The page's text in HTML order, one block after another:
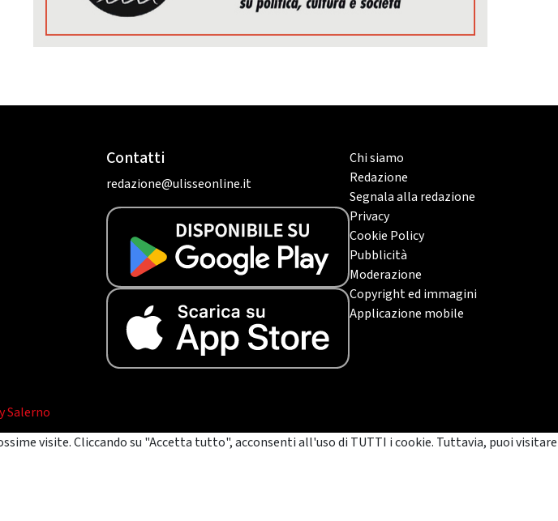
Contatti
redazione@ulisseonline.it
Chi siamo
Redazione
Segnala alla redazione
Privacy
Cookie Policy
Pubblicità
Moderazione
Copyright ed immagini
Applicazione mobile
Salerno
visite. Cliccando su "Accetta tutto", acconsenti all'uso di TUTTI i cookie. Tuttavia, puoi visitare